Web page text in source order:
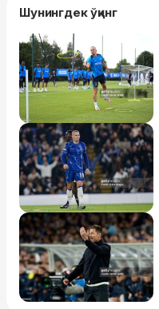
Шунингдек ўқинг